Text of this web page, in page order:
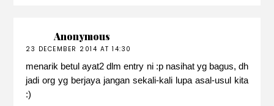
Anonymous
23 DECEMBER 2014 AT 14:30
menarik betul ayat2 dlm entry ni :p nasihat yg bagus, dh
jadi org yg berjaya jangan sekali-kali lupa asal-usul kita
:)